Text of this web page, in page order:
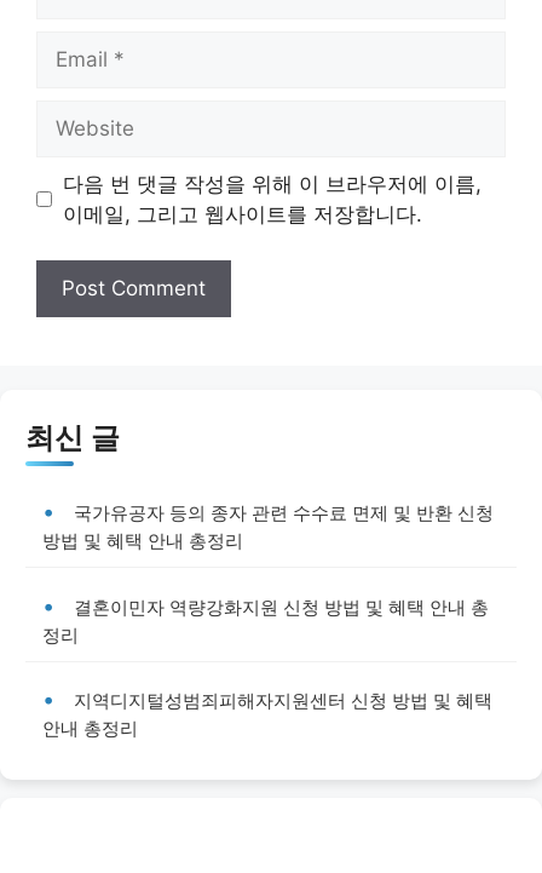
다음 번 댓글 작성을 위해 이 브라우저에 이름,
이메일, 그리고 웹사이트를 저장합니다.
최신 글
국가유공자 등의 종자 관련 수수료 면제 및 반환 신청
방법 및 혜택 안내 총정리
결혼이민자 역량강화지원 신청 방법 및 혜택 안내 총
정리
지역디지털성범죄피해자지원센터 신청 방법 및 혜택
안내 총정리